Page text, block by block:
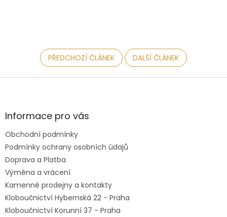
PŘEDCHOZÍ ČLÁNEK DALŠÍ ČLÁNEK
Z
aInformace pro vás
Obchodní podmínky
Podmínky ochrany osobních údajů
Doprava a Platba
Výměna a vrácení
Kamenné prodejny a kontakty
Kloboučnictví Hybernská 22 - Praha
Kloboučnictví Korunní 37 - Praha